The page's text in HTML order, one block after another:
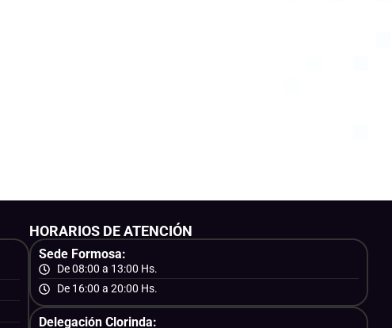
HORARIOS DE ATENCIÓN
Sede Formosa:
De 08:00 a 13:00 Hs.
De 16:00 a 20:00 Hs.
Delegación Clorinda: